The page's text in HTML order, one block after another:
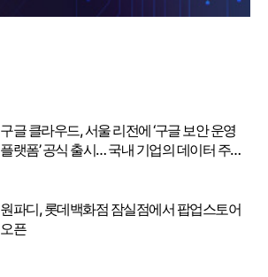
구글 클라우드, 서울 리전에 ‘구글 보안 운영
플랫폼’ 공식 출시… 국내 기업의 데이터 주권
원파디, 롯데백화점 잠실점에서 팝업스토어
오픈